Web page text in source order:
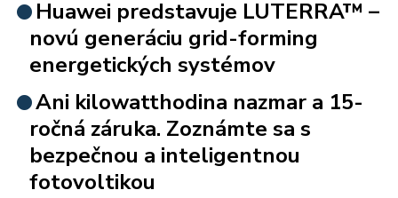
Huawei predstavuje LUTERRA™ –
novú generáciu grid-forming
energetických systémov
Ani kilowatthodina nazmar a 15-
ročná záruka. Zoznámte sa s
bezpečnou a inteligentnou
fotovoltikou